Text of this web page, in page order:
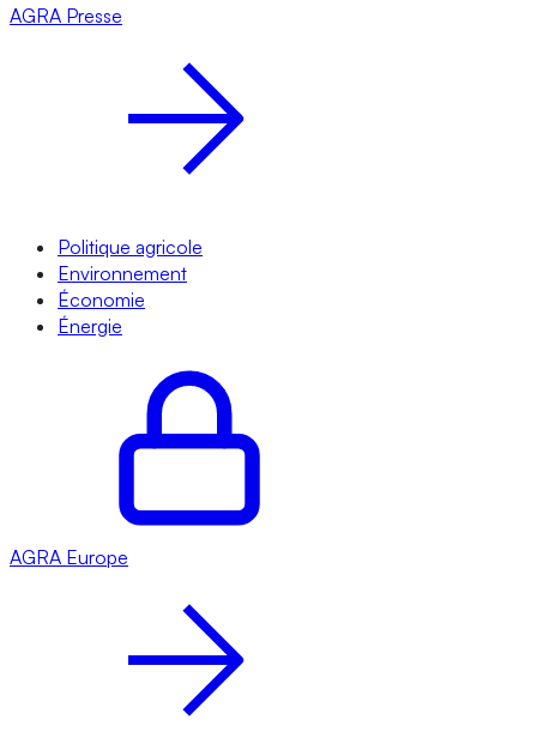
AGRA Presse
Politique agricole
Environnement
Économie
Énergie
AGRA Europe